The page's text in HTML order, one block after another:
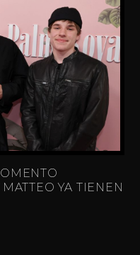
YA TIENEN